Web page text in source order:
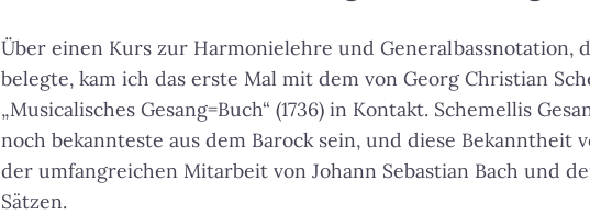
Über einen Kurs zur Harmonielehre und Generalbassnotation,
belegte, kam ich das erste Mal mit dem von Georg Christian
„Musicalisches Gesang=Buch“ (1736) in Kontakt. Schemellis
noch bekannteste aus dem Barock sein, und diese Bekanntheit
der umfangreichen Mitarbeit von Johann Sebastian Bach und
Sätzen.